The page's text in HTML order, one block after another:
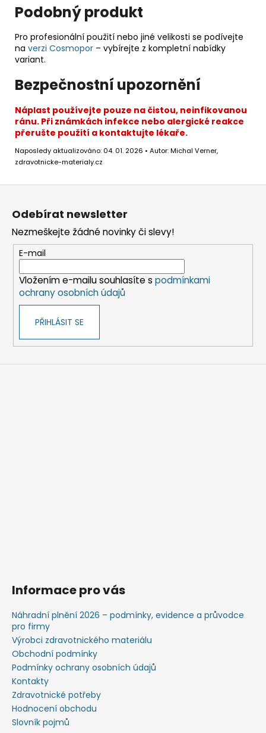
Podobný produkt
Pro profesionální použití nebo jiné velikosti se podívejte
na verzi Cosmopor – vybírejte z kompletní nabídky
variant.
Bezpečnostní upozornění
Náplast používejte pouze na čistou, neinfikovanou
ránu. Při známkách infekce nebo alergické reakce
přerušte použití a kontaktujte lékaře.
Naposledy aktualizováno: 04. 01. 2026 • Autor: Michal Verner,
zdravotnicke-materialy.cz
Odebírat newsletter
Nezmeškejte žádné novinky či slevy!
E-mail
Vložením e-mailu souhlasíte s podmínkami
ochrany osobních údajů
PŘIHLÁSIT SE
Informace pro vás
Náhradní plnění 2026 – podmínky, evidence a průvodce
pro firmy
Výrobci zdravotnického materiálu
Obchodní podmínky
Podmínky ochrany osobních údajů
Kontakty
Zdravotnické potřeby
Hodnocení obchodu
Slovník pojmů